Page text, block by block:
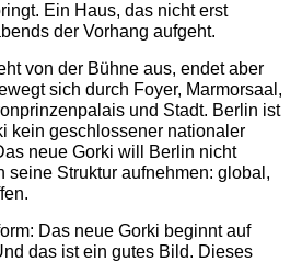
Ein Haus, das nicht erst
der Vorhang aufgeht.
von der Bühne aus, endet aber
sich durch Foyer, Marmorsaal,
und Stadt. Berlin ist
kein geschlossener nationaler
neue Gorki will Berlin nicht
seine Struktur aufnehmen: global,
Das neue Gorki beginnt auf
das ist ein gutes Bild. Dieses